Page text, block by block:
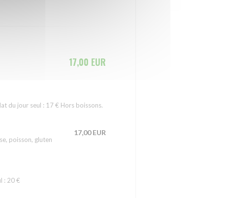
17,00 EUR
du jour seul : 17 € Hors boissons.
poisson, gluten
17,00 EUR
: 20 €